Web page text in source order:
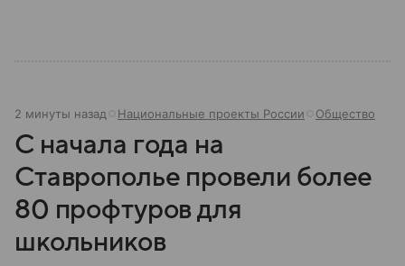
2 минуты назад Национальные проекты России Общество
С начала года на
Ставрополье провели более
80 профтуров для
школьников